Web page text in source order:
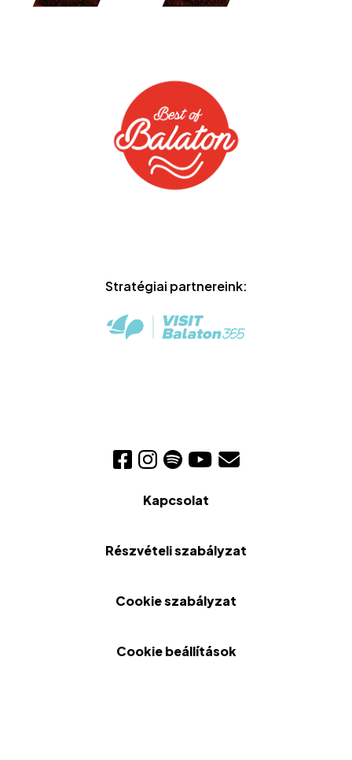
Stratégiai partnereink:
Kapcsolat
Részvételi szabályzat
Cookie szabályzat
Cookie beállítások